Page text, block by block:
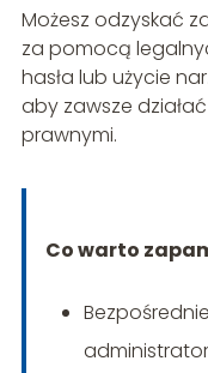
Możesz odzyskać
za pomocą
hasła lub użycie
aby zawsze
prawnymi.
Co warto